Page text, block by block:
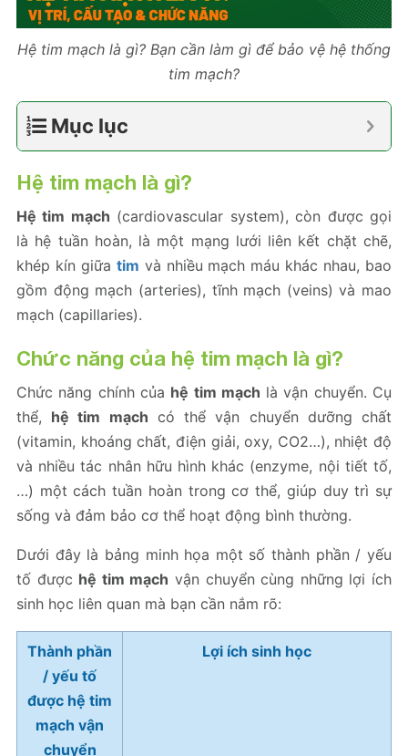
Hệ tim mạch là gì? Bạn cần làm gì để bảo vệ hệ thống
tim mạch?
Mục lục
Hệ tim mạch là gì?
Hệ tim mạch (cardiovascular system), còn được gọi
là hệ tuần hoàn, là một mạng lưới liên kết chặt chẽ,
khép kín giữa tim và nhiều mạch máu khác nhau, bao
gồm động mạch (arteries), tĩnh mạch (veins) và mao
mạch (capillaries).
Chức năng của hệ tim mạch là gì?
Chức năng chính của hệ tim mạch là vận chuyển. Cụ
thể, hệ tim mạch có thể vận chuyển dưỡng chất
(vitamin, khoáng chất, điện giải, oxy, CO2…), nhiệt độ
và nhiều tác nhân hữu hình khác (enzyme, nội tiết tố,
…) một cách tuần hoàn trong cơ thể, giúp duy trì sự
sống và đảm bảo cơ thể hoạt động bình thường.
Dưới đây là bảng minh họa một số thành phần / yếu
tố được hệ tim mạch vận chuyển cùng những lợi ích
sinh học liên quan mà bạn cần nắm rõ:
Thành phần
/ yếu tố
được hệ tim
mạch vận
chuyển
Lợi ích sinh học